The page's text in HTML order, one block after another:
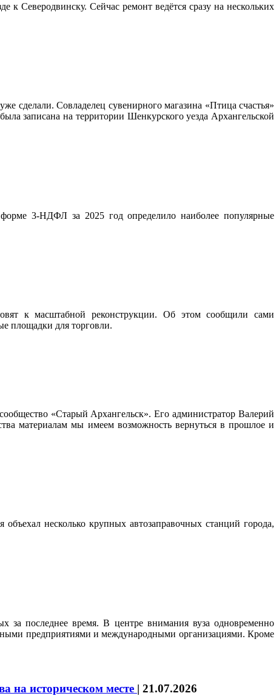
Северодвинску. Сейчас ремонт ведётся сразу на нескольких
сделали. Совладелец сувенирного магазина «Птица счастья»
записана на территории Шенкурского уезда Архангельской
3-НДФЛ за 2025 год определило наиболее популярные
к масштабной реконструкции. Об этом сообщили сами
площадки для торговли.
«Старый Архангельск». Его администратор Валерий
материалам мы имеем возможность вернуться в прошлое и
несколько крупных автозаправочных станций города,
за последнее время. В центре внимания вуза одновременно
предприятиями и международными организациями. Кроме
на историческом месте | 21.07.2026